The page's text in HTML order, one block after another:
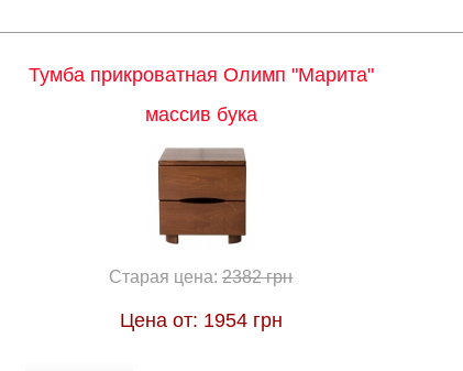
Тумба прикроватная Олимп "Марита"
массив бука
Старая цена:2382 грн
Цена от: 1954 грн